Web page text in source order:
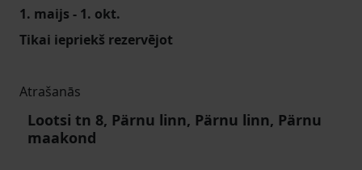
1. maijs - 1. okt.
Tikai iepriekš rezervējot
Atrašanās
Lootsi tn 8, Pärnu linn, Pärnu linn, Pärnu
maakond